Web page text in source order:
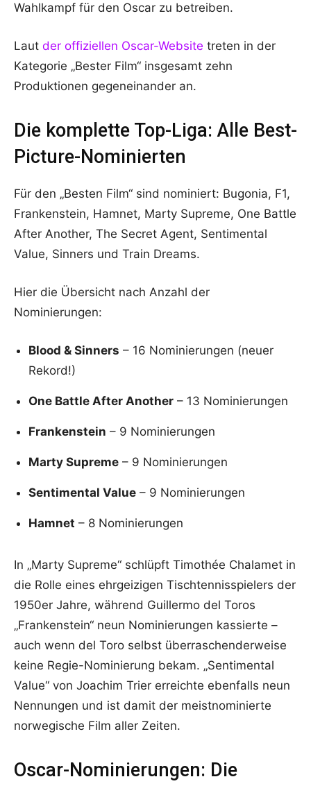
Wahlkampf für den Oscar zu betreiben.
Laut der offiziellen Oscar-Website treten in der
Kategorie „Bester Film“ insgesamt zehn
Produktionen gegeneinander an.
Die komplette Top-Liga: Alle Best-
Picture-Nominierten
Für den „Besten Film“ sind nominiert: Bugonia, F1,
Frankenstein, Hamnet, Marty Supreme, One Battle
After Another, The Secret Agent, Sentimental
Value, Sinners und Train Dreams.
Hier die Übersicht nach Anzahl der
Nominierungen:
Blood & Sinners – 16 Nominierungen (neuer
Rekord!)
One Battle After Another – 13 Nominierungen
Frankenstein – 9 Nominierungen
Marty Supreme – 9 Nominierungen
Sentimental Value – 9 Nominierungen
Hamnet – 8 Nominierungen
In „Marty Supreme“ schlüpft Timothée Chalamet in
die Rolle eines ehrgeizigen Tischtennisspielers der
1950er Jahre, während Guillermo del Toros
„Frankenstein“ neun Nominierungen kassierte –
auch wenn del Toro selbst überraschenderweise
keine Regie-Nominierung bekam. „Sentimental
Value“ von Joachim Trier erreichte ebenfalls neun
Nennungen und ist damit der meistnominierte
norwegische Film aller Zeiten.
Oscar-Nominierungen: Die